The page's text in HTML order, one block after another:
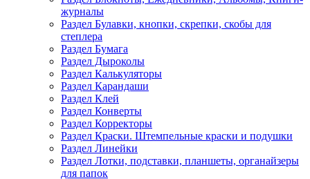
журналы
Раздел Булавки, кнопки, скрепки, скобы для
степлера
Раздел Бумага
Раздел Дыроколы
Раздел Калькуляторы
Раздел Карандаши
Раздел Клей
Раздел Конверты
Раздел Корректоры
Раздел Краски. Штемпельные краски и подушки
Раздел Линейки
Раздел Лотки, подставки, планшеты, органайзеры
для папок